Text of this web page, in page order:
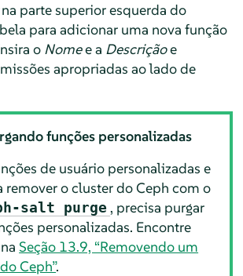
parte superior esquerda do
para adicionar uma nova função
o Nomee a Descriçãoe
apropriadas ao lado de
funções personalizadas
de usuário personalizadas e
remover o cluster do Ceph com o
salt purge , precisa purgar
personalizadas. Encontre
naSeção 13.9, “Removendo um
Ceph”.